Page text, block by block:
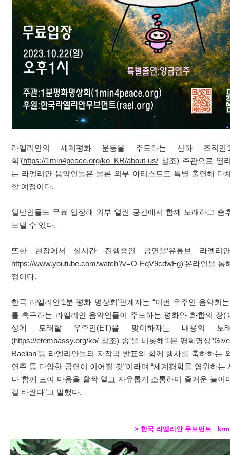
라엘리안의 세계평화 운동을 주도하는 산하 조직
회’(https://1min4peace.org/ko_KR/about-us/ 참조) 주관으로 열
는 라엘리안 음악인들은 물론 외부 아티스트도 특별 출연해 다
할 예정이다.
일반인들도 무료 입장해 외부 열린 공간에서 함께 노래하고 춤
보낼 수 있다.
또한 현장에서 실시간 진행중인 공연을‘유튜브 라엘리
https://www.youtube.com/watch?v=O-EqV9cdwFg)’온라인을 통
정이다.
한국 라엘리안‘1분 평화 명상회’관계자는 “이번 우주인 음악회
를 촉구하는 라엘리안 음악인들이 주도하는 평화와 화합의 장(
상에 도래할 우주인(ET)을 맞이하자는 내용의 노래
(https://etembassy.org/ko/ 참조) 송’을 비롯해‘1분 평화명상
Raelian’등 라엘리안들의 자작곡 발표와 함께 행사를 축하하는
연주 등 다양한 공연이 이어질 것”이라며 “세계평화를 염원하는
나 함께 모여 마음을 활짝 열고 자유롭게 소통하며 즐거운 놀이
길 바란다”고 말했다.
> 한국 라엘리안 무브먼트